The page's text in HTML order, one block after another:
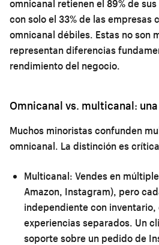
omnicanal retienen el 89% de
con solo el 33% de las empresas
omnicanal débiles. Estas no son
representan diferencias
rendimiento del negocio.
Omnicanal vs. multicanal:
Muchos minoristas confunden
omnicanal. La distinción es
Multicanal: Vendes en
Amazon, Instagram), pero
independiente con
experiencias separados. Un
soporte sobre un pedido de